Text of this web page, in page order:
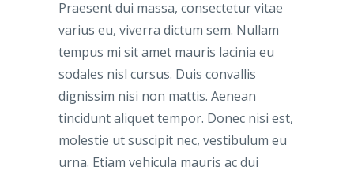
Praesent dui massa, consectetur vitae
varius eu, viverra dictum sem. Nullam
tempus mi sit amet mauris lacinia eu
sodales nisl cursus. Duis convallis
dignissim nisi non mattis. Aenean
tincidunt aliquet tempor. Donec nisi est,
molestie ut suscipit nec, vestibulum eu
urna. Etiam vehicula mauris ac dui